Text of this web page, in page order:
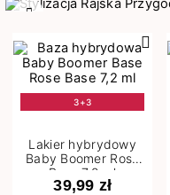
3+3
Lakier hybrydowy
Baby Boomer Rose
Base 7,2 ml
39,99 zł